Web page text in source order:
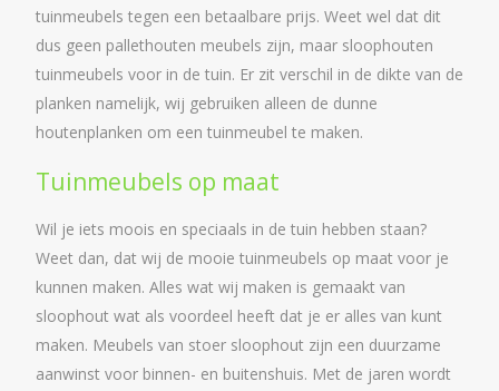
tuinmeubels tegen een betaalbare prijs. Weet wel dat dit
dus geen pallethouten meubels zijn, maar sloophouten
tuinmeubels voor in de tuin. Er zit verschil in de dikte van de
planken namelijk, wij gebruiken alleen de dunne
houtenplanken om een tuinmeubel te maken.
Tuinmeubels op maat
Wil je iets moois en speciaals in de tuin hebben staan?
Weet dan, dat wij de mooie tuinmeubels op maat voor je
kunnen maken. Alles wat wij maken is gemaakt van
sloophout wat als voordeel heeft dat je er alles van kunt
maken. Meubels van stoer sloophout zijn een duurzame
aanwinst voor binnen- en buitenshuis. Met de jaren wordt